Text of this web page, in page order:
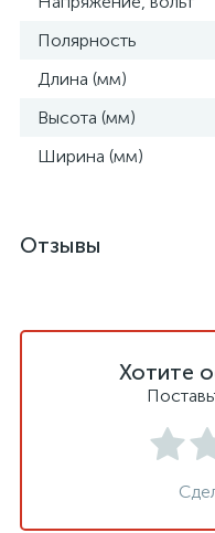
Напряжение, вольт
Полярность
Длина (мм)
Высота (мм)
Ширина (мм)
Отзывы
Хотите